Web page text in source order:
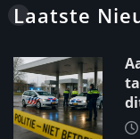
Laatste